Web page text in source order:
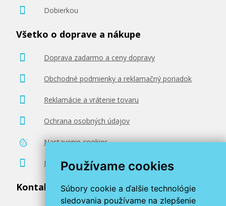
Používame cookies
Súbory cookie a ďalšie technológie
sledovania používame na zlepšenie
Dobierkou
Všetko o doprave a nákupe
Doprava zadarmo a ceny dopravy
Obchodné podmienky a reklamačný poriadok
Reklamácie a vrátenie tovaru
Ochrana osobných údajov
Nastavenie cookies
Poradenstvo zadarmo
Kontaktujte nás